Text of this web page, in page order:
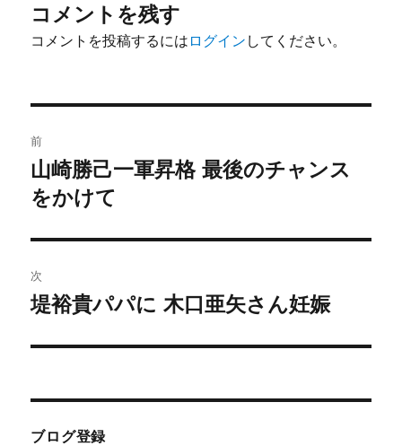
コメントを残す
コメントを投稿するには ログイン してください。
稿
ナ
ビ
ゲ
ー
シ
ン
前
前
の
稿:
山崎勝己一軍昇格 最後のチャンス
をかけて
次
次
投
堤裕貴パパに 木口亜矢さん妊娠
ブログ登録